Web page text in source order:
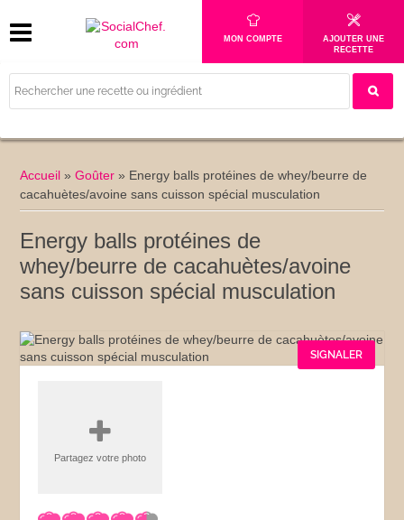
MON COMPTE
AJOUTER UNE
RECETTE
Accueil »Goûter » Energy balls protéines de whey/beurre de
cacahuètes/avoine sans cuisson spécial musculation
Energy balls protéines de
whey/beurre de cacahuètes/avoine
sans cuisson spécial musculation
SIGNALER
Partagez votre photo